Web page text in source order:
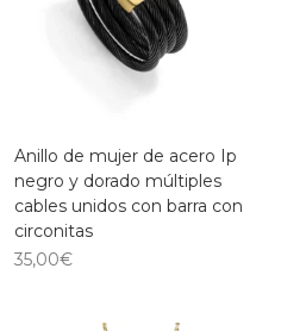
Anillo de mujer de acero Ip
negro y dorado múltiples
cables unidos con barra con
circonitas
35,00€